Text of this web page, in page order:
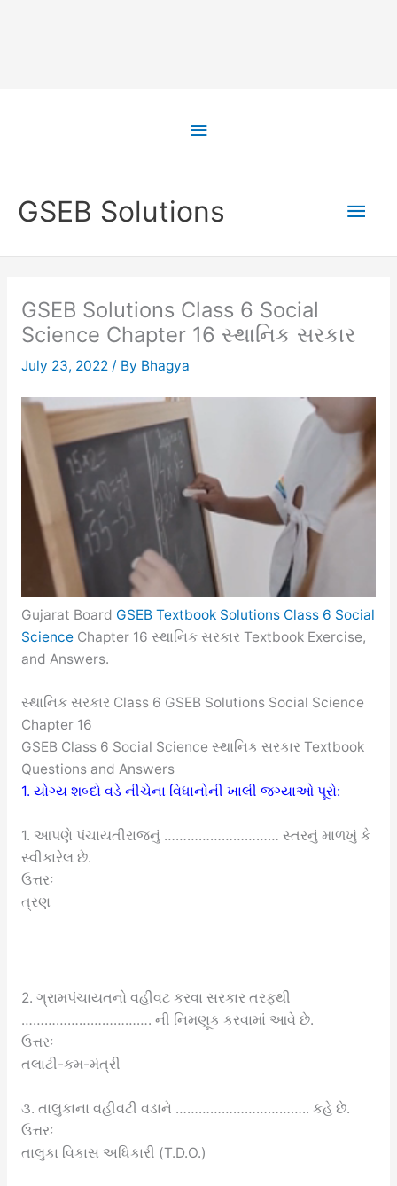
Above
GSEB Solutions
Main
GSEB Solutions Class 6 Social
Science Chapter 16 સ્થાનિક સરકાર
July 23, 2022 / By Bhagya
Gujarat Board GSEB Textbook Solutions Class 6 Social
ScienceChapter 16 સ્થાનિક સરકાર Textbook Exercise,
and Answers.
સ્થાનિક સરકાર Class 6 GSEB Solutions Social Science
Chapter 16
GSEB Class 6 Social Science સ્થાનિક સરકાર Textbook
Questions and Answers
1. યોગ્ય શબ્દો વડે નીચેના વિધાનોની ખાલી જગ્યાઓ પૂરો:
1. આપણે પંચાયતીરાજનું ………………………… સ્તરનું માળખું કે
સ્વીકારેલ છે.
ઉત્તરઃ
ત્રણ
2. ગ્રામપંચાયતનો વહીવટ કરવા સરકાર તરફથી
……………………………. ની નિમણૂક કરવામાં આવે છે.
ઉત્તરઃ
તલાટી-કમ-મંત્રી
૩. તાલુકાના વહીવટી વડાને …………………………….. કહે છે.
ઉત્તરઃ
તાલુકા વિકાસ અધિકારી (T.D.O.)